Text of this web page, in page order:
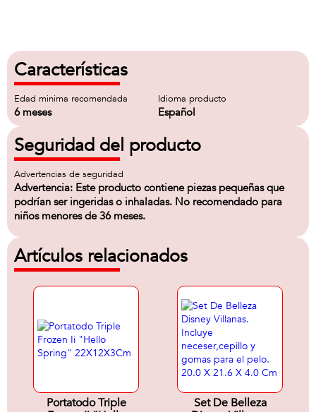
Características
Edad minima recomendada
6 meses
Idioma producto
Español
Seguridad del producto
Advertencias de seguridad
Advertencia: Este producto contiene piezas pequeñas que
podrían ser ingeridas o inhaladas. No recomendado para
niños menores de 36 meses.
Artículos relacionados
Portatodo Triple
Set De Belleza